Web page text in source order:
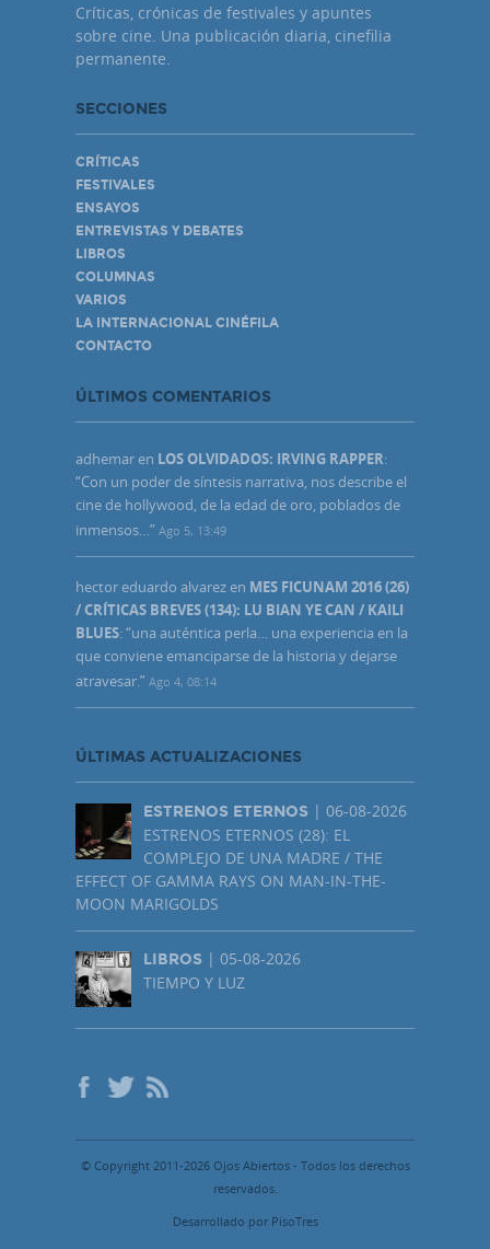
Críticas, crónicas de festivales y apuntes
sobre cine. Una publicación diaria, cinefilia
permanente.
SECCIONES
CRÍTICAS
FESTIVALES
ENSAYOS
ENTREVISTAS Y DEBATES
LIBROS
COLUMNAS
VARIOS
LA INTERNACIONAL CINÉFILA
CONTACTO
ÚLTIMOS COMENTARIOS
adhemar en LOS OLVIDADOS: IRVING RAPPER:
“Con un poder de síntesis narrativa, nos describe el
cine de hollywood, de la edad de oro, poblados de
inmensos…” Ago 5, 13:49
hector eduardo alvarez en MES FICUNAM 2016 (26)
/ CRÍTICAS BREVES (134): LU BIAN YE CAN / KAILI
BLUES: “una auténtica perla… una experiencia en la
que conviene emanciparse de la historia y dejarse
atravesar.” Ago 4, 08:14
ÚLTIMAS ACTUALIZACIONES
ESTRENOS ETERNOS | 06-08-2026
ESTRENOS ETERNOS (28): EL
COMPLEJO DE UNA MADRE / THE
EFFECT OF GAMMA RAYS ON MAN-IN-THE-
MOON MARIGOLDS
LIBROS | 05-08-2026
TIEMPO Y LUZ
© Copyright 2011-2026 Ojos Abiertos - Todos los derechos
reservados.
Desarrollado por PisoTres